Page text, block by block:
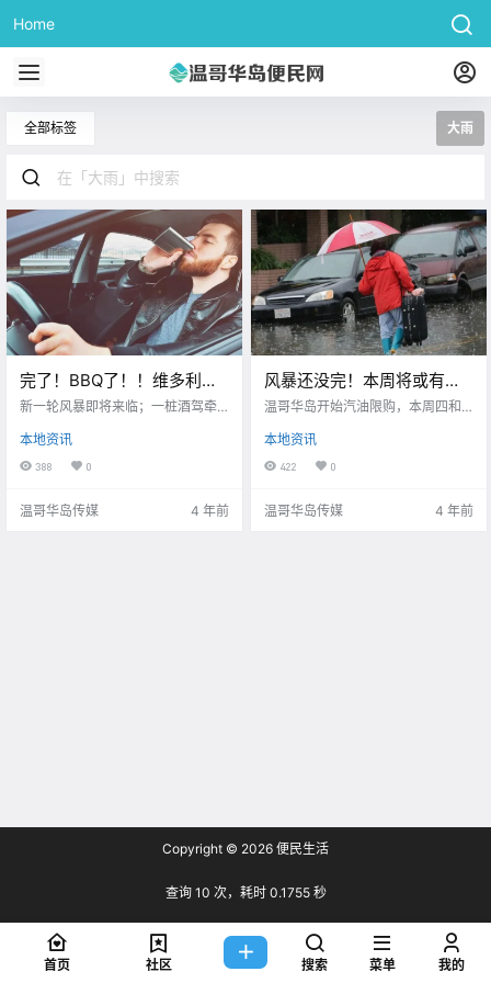
Home
全部标签 大雨
完了！BBQ了！！维多利亚
一桩酒驾案，居然揪出来背
新一轮风暴即将来临；一桩酒驾牵
五天带薪休假
本地资讯
388 0
温哥华岛传媒 4 年前
风暴还没完！本周将或有两
场大雨来袭！！温哥华岛加
温哥华岛开始汽油限购，本周四和
本地资讯
422 0
温哥华岛传媒 4 年前
Copyright © 2026 便民生活
查询 10 次，耗时 0.1755 秒
首页 社区 搜索 菜单 我的